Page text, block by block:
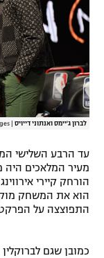
המגזין
לברון ג'יימס ואנתוני דייויס
עד הרבע השלישי
הורחק קיירי
הוא את המשחק
התפוצצה על
כמובן שגם